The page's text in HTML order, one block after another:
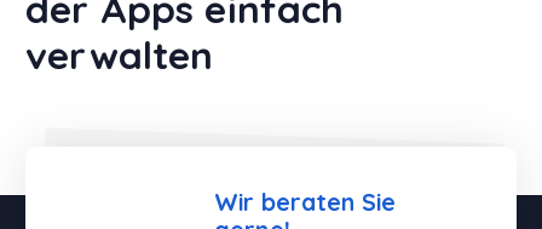
verwalten
Wir beraten Sie